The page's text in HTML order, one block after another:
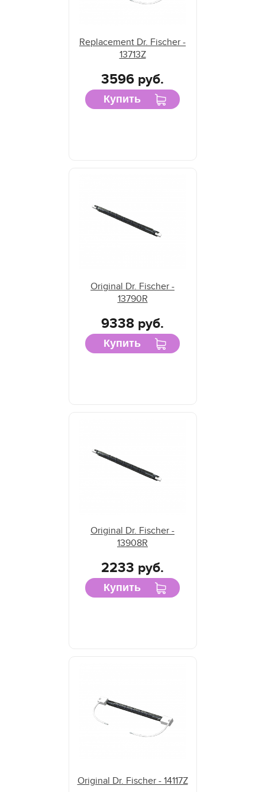
Replacement Dr. Fischer -
13713Z
3596 руб.
Купить
Original Dr. Fischer -
13790R
9338 руб.
Купить
Original Dr. Fischer -
13908R
2233 руб.
Купить
Original Dr. Fischer - 14117Z